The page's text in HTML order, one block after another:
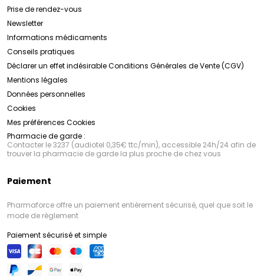
Découvrez la gamme SVR dès maintenant en
Engagement envers la Qualité et la Sécurité :
La qualité et la sécurité des produits
priorité absolue. Tous les produits sont soumis à des
tests rigoureux, tant en laboratoire qu'en conditions
réelles d'utilisation, afin de garantir leur efficacité et
leur tolérance. De plus,
ingrédients de haute qualité, sans parabènes, sans
silicones et sans allergènes, pour une expérience de
Découvrez la gamme SVR dès maintenant en
Prise de rendez-vous
Newsletter
Informations médicaments
Conseils pratiques
Déclarer un effet indésirableConditions Générales de Vente (CGV)
Mentions légales
Données personnelles
Cookies
Mes préférences Cookies
Pharmacie de garde :
Contacter le 3237 (audiotel 0,35€ ttc/min), accessible 24h/24 afin de
trouver la pharmacie de garde la plus proche de chez vous
Paiement
Pharmaforce offre un paiement entièrement sécurisé, quel que soit le
mode de règlement
Paiement sécurisé et simple